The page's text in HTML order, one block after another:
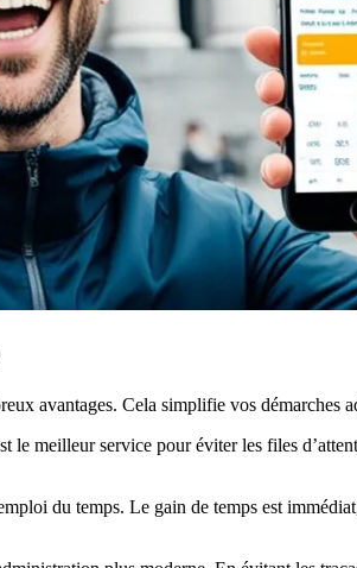
avantages. Cela simplifie vos démarches
le meilleur service pour éviter les files
du temps. Le gain de temps est